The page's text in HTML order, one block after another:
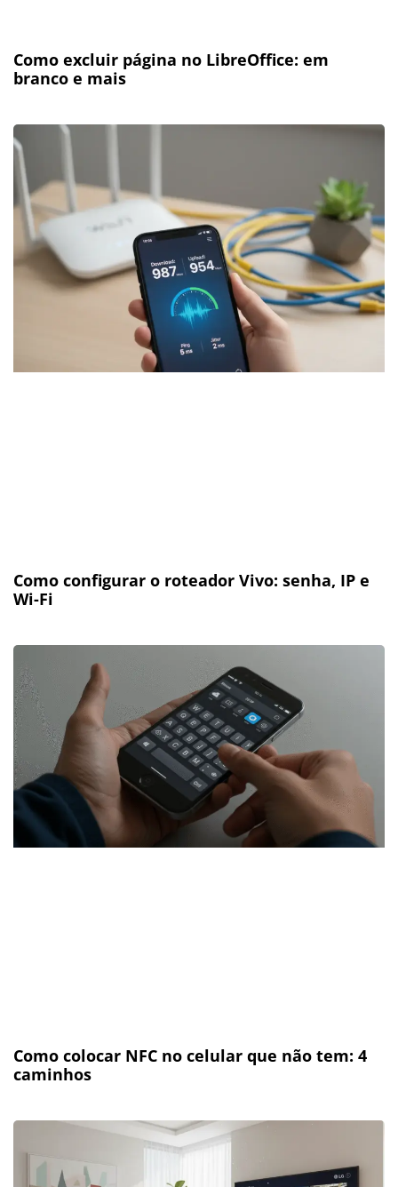
Como excluir página no LibreOffice: em
branco e mais
Como configurar o roteador Vivo: senha, IP e
Wi-Fi
Como colocar NFC no celular que não tem: 4
caminhos